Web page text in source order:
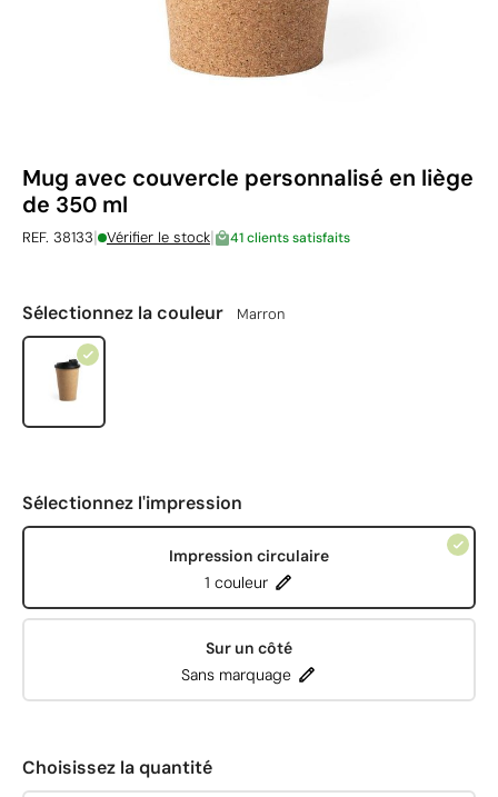
Mug avec couvercle personnalisé en liège
de 350 ml
REF. 38133| Vérifier le stock| 41 clients satisfaits
Sélectionnez la couleur Marron
Sélectionnez l'impression
Impression circulaire
1 couleur
Sur un côté
Sans marquage
Choisissez la quantité